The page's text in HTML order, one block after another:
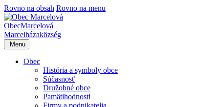
Rovno na obsah Rovno na menu
ObecMarcelová
Marcelházaközség
Menu
Obec
História a symboly obce
Súčasnosť
Družobné obce
Pamätihodnosti
Firmy a podnikatelia